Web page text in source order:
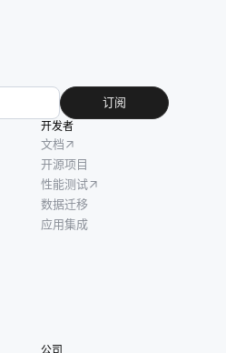
订阅
开发者
文档
开源项目
性能测试
数据迁移
应用集成
公司